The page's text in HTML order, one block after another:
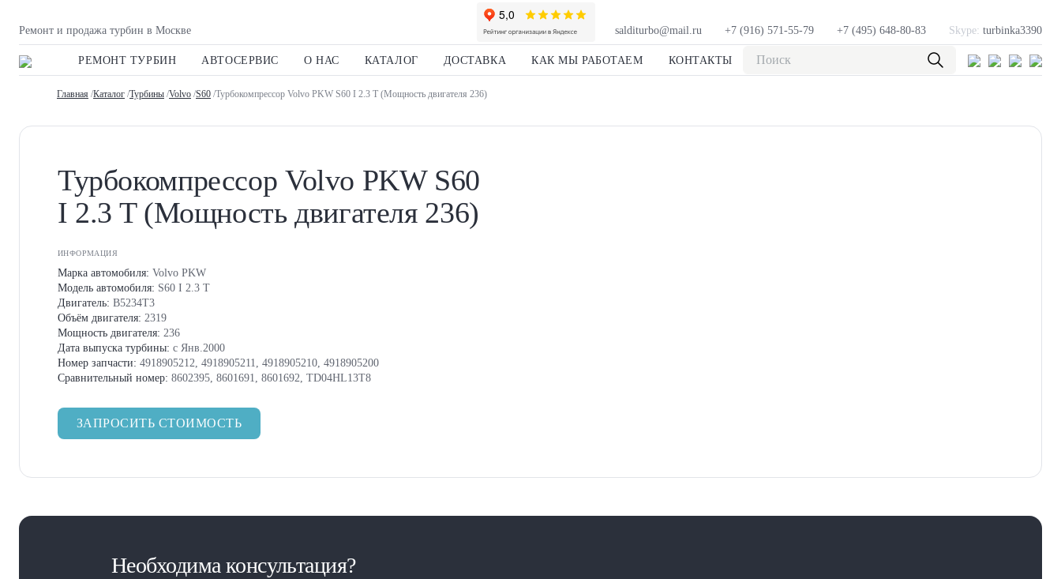
Ремонт и продажа турбин в Москве salditurbo@mail.ru +7 (916) 571-55-79 +7 (495) 648-80-83 Skype: turbinka3390
РЕМОНТ ТУРБИН АВТОСЕРВИС О НАС КАТАЛОГ ДОСТАВКА КАК МЫ РАБОТАЕМ КОНТАКТЫ
Главная /Каталог /Турбины /Volvo /S60 /Турбокомпрессор Volvo PKW S60 I 2.3 T (Мощность двигателя 236)
Турбокомпрессор Volvo PKW S60
I 2.3 T (Мощность двигателя 236)
ИНФОРМАЦИЯ
Марка автомобиля: Volvo PKW
Модель автомобиля: S60 I 2.3 T
Двигатель: B5234T3
Объём двигателя: 2319
Мощность двигателя: 236
Дата выпуска турбины: с Янв.2000
Номер запчасти: 4918905212, 4918905211, 4918905210, 4918905200
Сравнительный номер: 8602395, 8601691, 8601692, TD04HL13T8
ЗАПРОСИТЬ СТОИМОСТЬ
Необходима консультация?